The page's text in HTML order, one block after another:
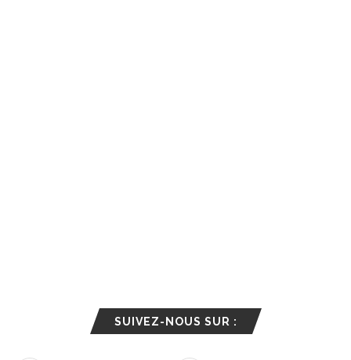
SUIVEZ-NOUS SUR :